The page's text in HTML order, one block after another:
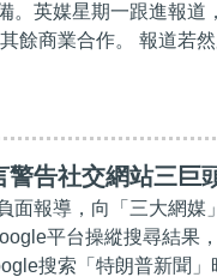
。英媒星期一跟進報道
餘商業合作。 報道若
警告社交網站三巨
面報導，向「三大網媒
平台操縱搜尋結果
搜索「特朗普新聞」